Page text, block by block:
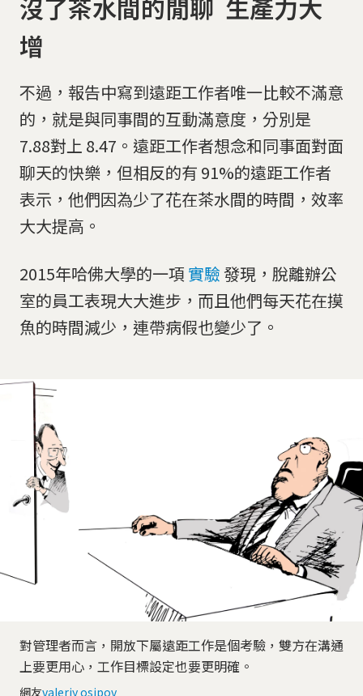
沒了茶水間的閒聊 生產力大
增
不過，報告中寫到遠距工作者唯一比較不滿意
的，就是與同事間的互動滿意度，分別是
7.88對上 8.47。遠距工作者想念和同事面對面
聊天的快樂，但相反的有 91%的遠距工作者
表示，他們因為少了花在茶水間的時間，效率
大大提高。
2015年哈佛大學的一項 實驗 發現，脫離辦公
室的員工表現大大進步，而且他們每天花在摸
魚的時間減少，連帶病假也變少了。
對管理者而言，開放下屬遠距工作是個考驗，雙方在溝通
上要更用心，工作目標設定也要更明確。
網友valeriy osipov